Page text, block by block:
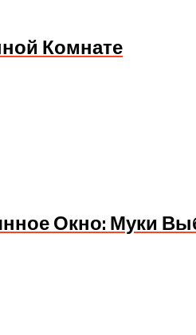
Комнате
Окно: Муки